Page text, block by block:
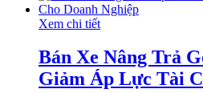
Xem chi tiết
Bán Xe Nâng Trả
Giảm Áp Lực Tài